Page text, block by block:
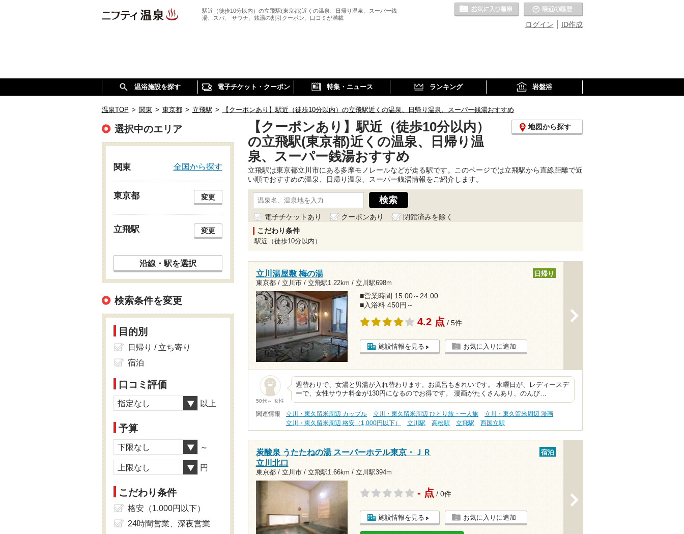
駅近（徒歩10分以内）の立飛駅(東京都)近くの温泉、日帰り温泉、スーパー銭
湯、スパ、 サウナ、銭湯の割引クーポン、口コミが満載
ID作成
ログイン
お気に入りの温泉
温浴施設を探す 電子チケット・クーポン 特集・ニュース ランキング 岩盤浴
温泉TOP > 関東 > 東京都 > 立飛駅 > 【クーポンあり】駅近（徒歩10分以内）の立飛駅近くの温泉、日帰り温泉、スーパー銭湯おすすめ
【クーポンあり】駅近（徒歩10分以内）
の立飛駅(東京都)近くの温泉、日帰り温
泉、スーパー銭湯おすすめ
地図から探す
立飛駅は東京都立川市にある多摩モノレールなどが走る駅です。このページでは立飛駅から直線距離で近
い順でおすすめの温泉、日帰り温泉、スーパー銭湯情報をご紹介します。
電子チケットあり クーポンあり
閉館済みを除く
こだわり条件
駅近（徒歩10分以内）
立川湯屋敷 梅の湯
東京都 / 立川市 / 立飛駅1.22km / 立川駅698m
日帰り
■営業時間 15:00～24:00
■入浴料 450円～
4.2 点 / 5件
施設情報を見る お気に入りに追加
50代～ 女性
週替わりで、女湯と男湯が入れ替わります。お風呂もきれいです。 水曜日が、レディースデ
ーで、女性サウナ料金が130円になるのでお得です。 漫画がたくさんあり、のんび…
関連情報 立川・東久留米周辺 カップル 立川・東久留米周辺 ひとり旅・一人旅
立川・東久留米周辺 漫画
立川・東久留米周辺 格安（1,000円以下）
立川駅 高松駅 立飛駅 西国立駅
炭酸泉 うたたねの湯 スーパーホテル東京・ＪＲ
立川北口
東京都 / 立川市 / 立飛駅1.66km / 立川駅394m
宿泊
- 点 / 0件
施設情報を見る お気に入りに追加
選択中のエリア
関東 全国から探す
東京都 変更
立飛駅 変更
沿線・駅を選択
検索条件を変更
目的別
日帰り / 立ち寄り
宿泊
口コミ評価
指定なし 以上
予算
下限なし ～
上限なし 円
こだわり条件
格安（1,000円以下）
24時間営業、深夜営業